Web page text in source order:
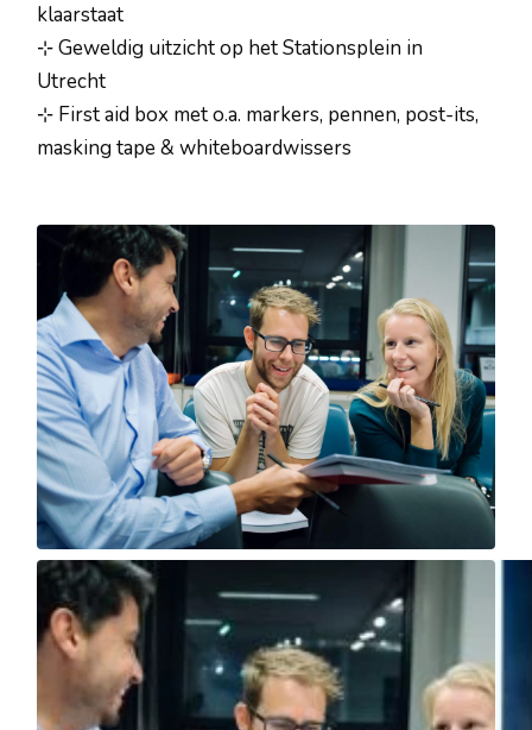
klaarstaat
⊹ Geweldig uitzicht op het Stationsplein in
Utrecht
⊹ First aid box met o.a. markers, pennen, post-its,
masking tape & whiteboardwissers